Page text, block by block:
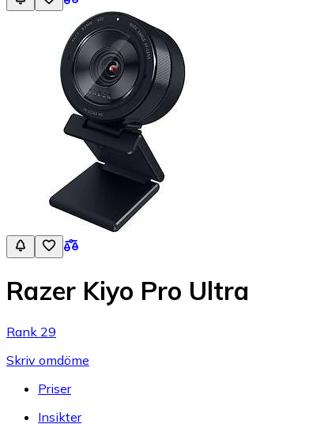
Razer Kiyo Pro Ultra
Rank 29
Skriv omdöme
Priser
Insikter